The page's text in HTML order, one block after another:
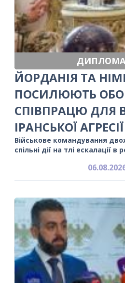
ЙОРДАНІЯ ТА
ПОСИЛЮЮТЬ
СПІВПРАЦЮ ДЛЯ
ІРАНСЬКОЇ АГРЕСІЇ
Військове командування
спільні дії на тлі ескалації в